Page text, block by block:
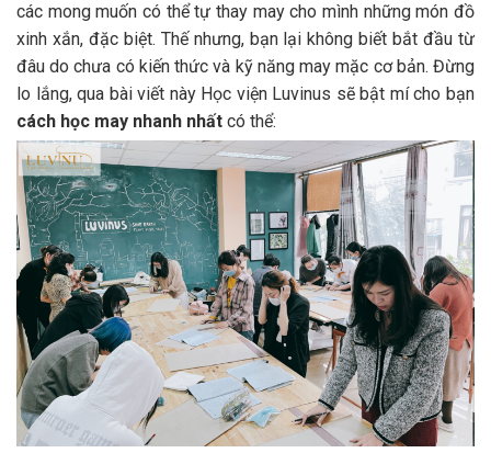
các mong muốn có thể tự thay may cho mình những món đồ
xinh xắn, đặc biệt. Thế nhưng, bạn lại không biết bắt đầu từ
đâu do chưa có kiến thức và kỹ năng may mặc cơ bản. Đừng
lo lắng, qua bài viết này Học viện Luvinus sẽ bật mí cho bạn
cách học may nhanh nhất có thể: